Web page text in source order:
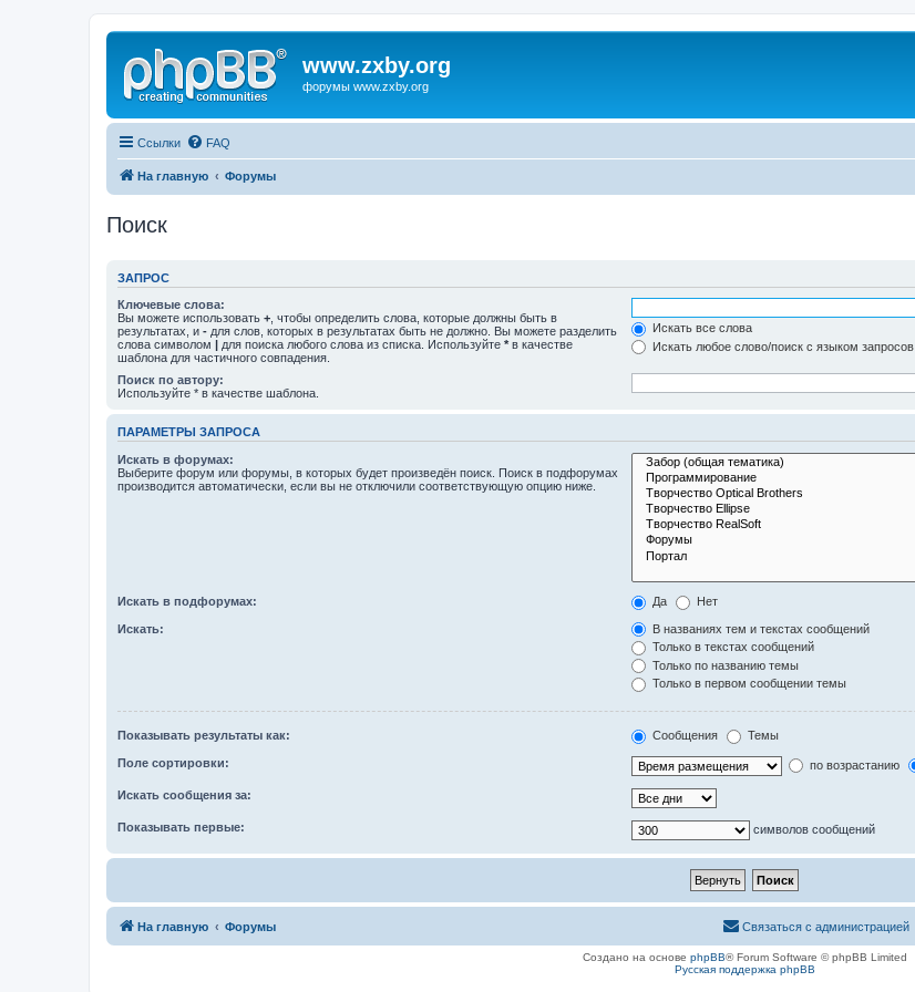
www.zxby.org
форумы www.zxby.org
Ссылки FAQ
На главную Форумы
Поиск
ЗАПРОС
Ключевые слова:
Вы можете использовать + , чтобы определить слова, которые должны быть в
результатах, и - для слов, которых в результатах быть не должно. Вы можете разделить
слова символом | для поиска любого слова из списка. Используйте * в качестве
шаблона для частичного совпадения.
Искать все слова
Искать любое слово/поиск с языком запросов
Поиск по автору:
Используйте * в качестве шаблона.
ПАРАМЕТРЫ ЗАПРОСА
Искать в форумах:
Выберите форум или форумы, в которых будет произведён поиск. Поиск в подфорумах
производится автоматически, если вы не отключили соответствующую опцию ниже.
Искать в подфорумах: Да Нет
Искать:
В названиях тем и текстах сообщений
Только в текстах сообщений
Только по названию темы
Только в первом сообщении темы
Показывать результаты как: Сообщения Темы
Поле сортировки: по возрастанию
Искать сообщения за:
Показывать первые: символов сообщений
На главную Форумы Связаться с администрацией
Создано на основе phpBB® Forum Software © phpBB Limited
Русская поддержка phpBB